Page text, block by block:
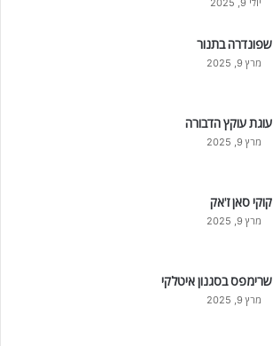
יולי 9, 2025
שפונדרה בתנור
מרץ 9, 2025
עוגת עוקץ הדבורה
מרץ 9, 2025
קוקי סאן ז'אק
מרץ 9, 2025
שרימפס בסגנון איטלקי
מרץ 9, 2025